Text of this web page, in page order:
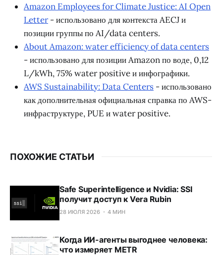
Amazon Employees for Climate Justice: AI Open
Letter- использовано для контекста AECJ и
позиции группы по AI/data centers.
About Amazon: water efficiency of data centers
- использовано для позиции Amazon по воде, 0,12
L/kWh, 75% water positive и инфографики.
AWS Sustainability: Data Centers - использовано
как дополнительная официальная справка по AWS-
инфраструктуре, PUE и water positive.
ПОХОЖИЕ СТАТЬИ
Safe Superintelligence и Nvidia: SSI
получит доступ к Vera Rubin
28 ИЮЛЯ 2026 4 МИН
Когда ИИ-агенты выгоднее человека:
что измеряет METR